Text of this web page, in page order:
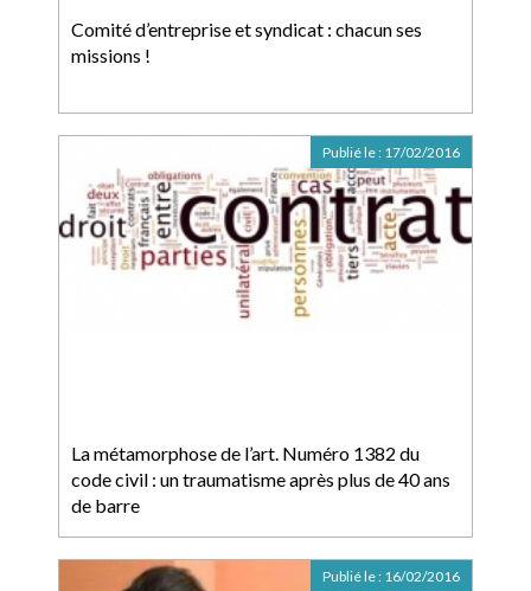
Comité d’entreprise et syndicat : chacun ses
missions !
La métamorphose de l’art. Numéro 1382 du
code civil : un traumatisme après plus de 40 ans
de barre
Publié le : 17/02/2016
Publié le : 16/02/2016